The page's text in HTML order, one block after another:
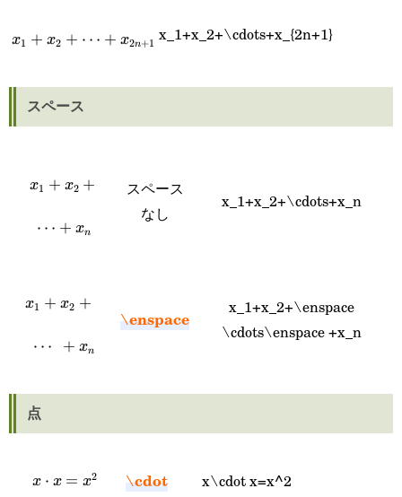
x_1+x_2+\cdots+x_{2n+1}
x1 + x2 + ⋯ + x2n+1 x_1+x_2+\cdots+x_{2n+1}
スペース
x1 + x2 +
⋯ + xn
スペース
なし
x_1+x_2+\cdots+x_n
\cdots\enspace
+x_n
x1 + x2 +
⋯ + xn
\enspace
x_1+x_2+\enspace
\cdots\enspace +x_n
点
x\cdot
x ⋅ x = x2 \cdot x\cdot x=x^2